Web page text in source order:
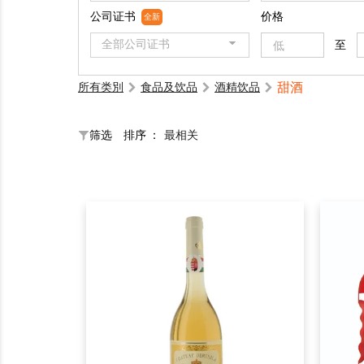
公司证书 全新
全部公司证书
价格
至
所有类別 食品及饮品 酒精饮品 甜酒
筛选 排序 ： 最相关